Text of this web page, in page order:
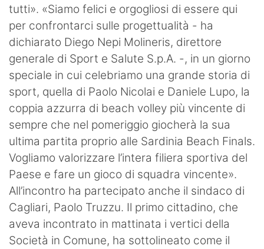
tutti». «Siamo felici e orgogliosi di essere qui
per confrontarci sulle progettualità - ha
dichiarato Diego Nepi Molineris, direttore
generale di Sport e Salute S.p.A. -, in un giorno
speciale in cui celebriamo una grande storia di
sport, quella di Paolo Nicolai e Daniele Lupo, la
coppia azzurra di beach volley più vincente di
sempre che nel pomeriggio giocherà la sua
ultima partita proprio alle Sardinia Beach Finals.
Vogliamo valorizzare l’intera filiera sportiva del
Paese e fare un gioco di squadra vincente».
All’incontro ha partecipato anche il sindaco di
Cagliari, Paolo Truzzu. Il primo cittadino, che
aveva incontrato in mattinata i vertici della
Società in Comune, ha sottolineato come il